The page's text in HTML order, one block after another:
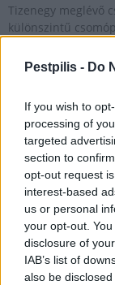
Pestpilis - Do
If you wish to
processing of
targeted
section to
opt-out request
interest-based
us or personal
your opt-out.
disclosure of
IAB’s list of
also be
Tizenegy meglévő
különszintű